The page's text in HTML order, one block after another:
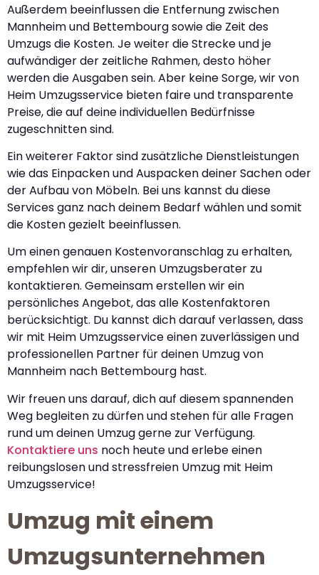
Außerdem beeinflussen die Entfernung zwischen
Mannheim und Bettembourg sowie die Zeit des
Umzugs die Kosten. Je weiter die Strecke und je
aufwändiger der zeitliche Rahmen, desto höher
werden die Ausgaben sein. Aber keine Sorge, wir von
Heim Umzugsservice bieten faire und transparente
Preise, die auf deine individuellen Bedürfnisse
zugeschnitten sind.
Ein weiterer Faktor sind zusätzliche Dienstleistungen
wie das Einpacken und Auspacken deiner Sachen oder
der Aufbau von Möbeln. Bei uns kannst du diese
Services ganz nach deinem Bedarf wählen und somit
die Kosten gezielt beeinflussen.
Um einen genauen Kostenvoranschlag zu erhalten,
empfehlen wir dir, unseren Umzugsberater zu
kontaktieren. Gemeinsam erstellen wir ein
persönliches Angebot, das alle Kostenfaktoren
berücksichtigt. Du kannst dich darauf verlassen, dass
wir mit Heim Umzugsservice einen zuverlässigen und
professionellen Partner für deinen Umzug von
Mannheim nach Bettembourg hast.
Wir freuen uns darauf, dich auf diesem spannenden
Weg begleiten zu dürfen und stehen für alle Fragen
rund um deinen Umzug gerne zur Verfügung.
Kontaktiere uns noch heute und erlebe einen
reibungslosen und stressfreien Umzug mit Heim
Umzugsservice!
Umzug mit einem
Umzugsunternehmen